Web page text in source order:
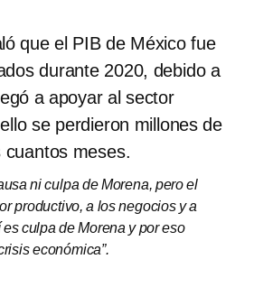
que el PIB de México fue
durante 2020, debido a
a apoyar al sector
se perdieron millones de
meses.
ni culpa de Morena, pero el
productivo, a los negocios y a
culpa de Morena y por eso
económica”.